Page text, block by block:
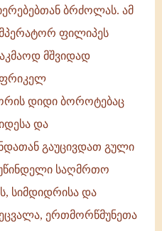
ბრძოლას. ამ
ფილიპეს
მშვიდად
დიდი ბოროტებაც
და
გაუცივდათ გული
უწინდელი საღმრთო
სიმდიდრისა და
ერთმორწმუნეთა